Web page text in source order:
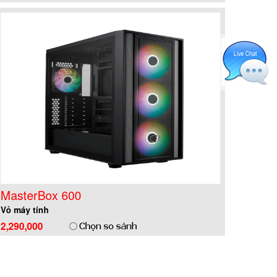
MasterBox 600
Vỏ máy tính
2,290,000